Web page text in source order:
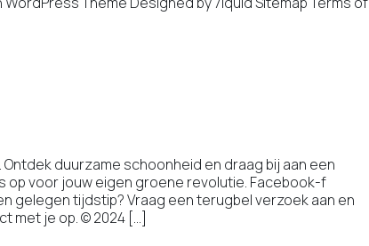
duurzame schoonheid en draag bij aan een
voor jouw eigen groene revolutie. Facebook-f
gelegen tijdstip? Vraag een terugbel verzoek aan en
met je op. © 2024 […]